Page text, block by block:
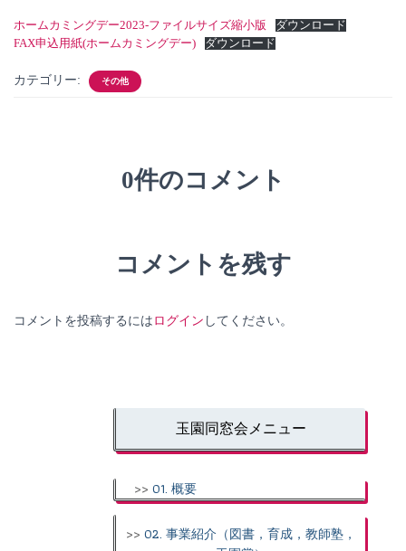
ホームカミングデー2023-ファイルサイズ縮小版
ダウンロード
FAX申込用紙(ホームカミングデー)
ダウンロード
カテゴリー: その他
0件のコメント
コメントを残す
コメントを投稿するには ログイン してください。
玉園同窓会メニュー
>> 01. 概要
>> 02. 事業紹介（図書，育成，教師塾，